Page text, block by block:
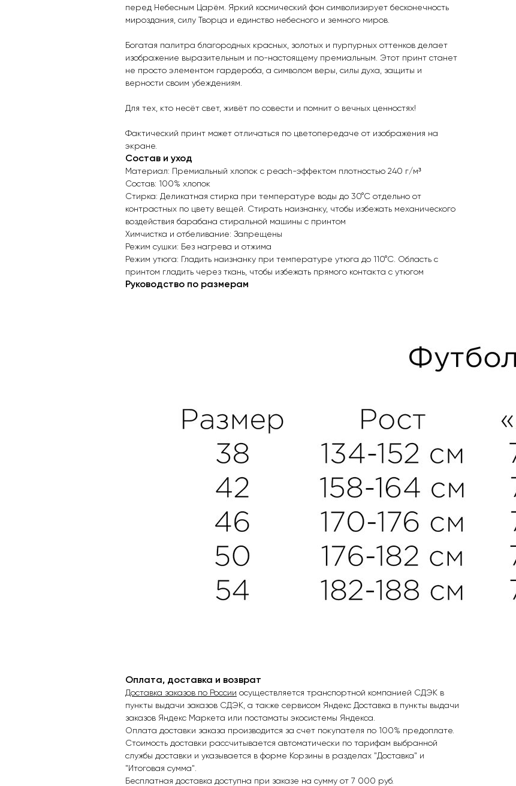
перед Небесным Царём. Яркий космический фон символизирует бесконечность
мироздания, силу Творца и единство небесного и земного миров.
Богатая палитра благородных красных, золотых и пурпурных оттенков делает
изображение выразительным и по-настоящему премиальным. Этот принт станет
не просто элементом гардероба, а символом веры, силы духа, защиты и
верности своим убеждениям.
Для тех, кто несёт свет, живёт по совести и помнит о вечных ценностях!
Фактический принт может отличаться по цветопередаче от изображения на
экране.
Состав и уход
Материал: Премиальный хлопок с peach-эффектом плотностью 240 г/м³
Состав: 100% хлопок
Стирка: Деликатная стирка при температуре воды до 30°C отдельно от
контрастных по цвету вещей. Стирать наизнанку, чтобы избежать механического
воздействия барабана стиральной машины с принтом
Химчистка и отбеливание: Запрещены
Режим сушки: Без нагрева и отжима
Режим утюга: Гладить наизнанку при температуре утюга до 110°C. Область с
принтом гладить через ткань, чтобы избежать прямого контакта с утюгом
Руководство по размерам
Оплата, доставка и возврат
Доставка заказов по России осуществляется транспортной компанией СДЭК в
пункты выдачи заказов СДЭК, а также сервисом Яндекс Доставка в пункты выдачи
заказов Яндекс Маркета или постаматы экосистемы Яндекса.
Оплата доставки заказа производится за счет покупателя по 100% предоплате.
Стоимость доставки рассчитывается автоматически по тарифам выбранной
службы доставки и указывается в форме Корзины в разделах "Доставка" и
"Итоговая сумма".
Бесплатная доставка доступна при заказе на сумму от 7 000 руб.